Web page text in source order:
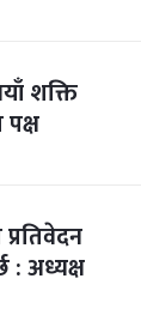
शक्ति
: अध्यक्ष